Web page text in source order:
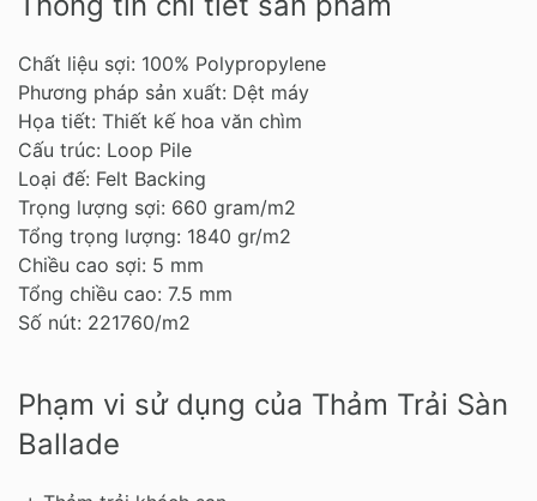
Chất liệu sợi: 100% Polypropylene
Phương pháp sản xuất: Dệt máy
Họa tiết: Thiết kế hoa văn chìm
Cấu trúc: Loop Pile
Loại đế: Felt Backing
Trọng lượng sợi: 660 gram/m2
Tổng trọng lượng: 1840 gr/m2
Chiều cao sợi: 5 mm
Tổng chiều cao: 7.5 mm
Số nút: 221760/m2
Phạm vi sử dụng của Thảm Trải Sàn
Ballade